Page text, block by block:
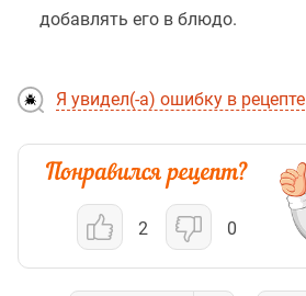
добавлять его в блюдо.
Я увидел(-а) ошибку в рецепте
2 0